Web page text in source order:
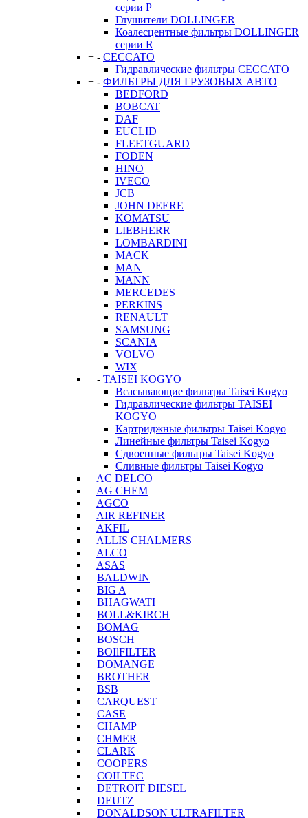
серии P
Глушители DOLLINGER
Коалесцентные фильтры DOLLINGER
серии R
+ - CECCATO
Гидравлические фильтры CECCATO
+ - ФИЛЬТРЫ ДЛЯ ГРУЗОВЫХ АВТО
BEDFORD
BOBCAT
DAF
EUCLID
FLEETGUARD
FODEN
HINO
IVECO
JCB
JOHN DEERE
KOMATSU
LIEBHERR
LOMBARDINI
MACK
MAN
MANN
MERCEDES
PERKINS
RENAULT
SAMSUNG
SCANIA
VOLVO
WIX
+ - TAISEI KOGYO
Всасывающие фильтры Taisei Kogyo
Гидравлические фильтры TAISEI
KOGYO
Картриджные фильтры Taisei Kogyo
Линейные фильтры Taisei Kogyo
Сдвоенные фильтры Taisei Kogyo
Сливные фильтры Taisei Kogyo
AC DELCO
AG CHEM
AGCO
AIR REFINER
AKFIL
ALLIS CHALMERS
ALCO
ASAS
BALDWIN
BIG A
BHAGWATI
BOLL&KIRCH
BOMAG
BOSCH
BOIlFILTER
DOMANGE
BROTHER
BSB
CARQUEST
CASE
CHAMP
CHMER
CLARK
COOPERS
COILTEC
DETROIT DIESEL
DEUTZ
DONALDSON ULTRAFILTER